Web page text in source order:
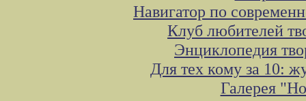
Навигатор по
Клуб любителей
Энциклопедия
Для тех кому за 10:
Галерея